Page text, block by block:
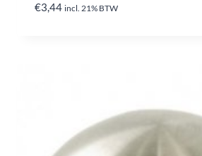
€3,44 incl. 21% BTW